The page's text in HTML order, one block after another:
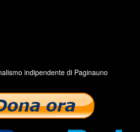
indipendente di Paginauno